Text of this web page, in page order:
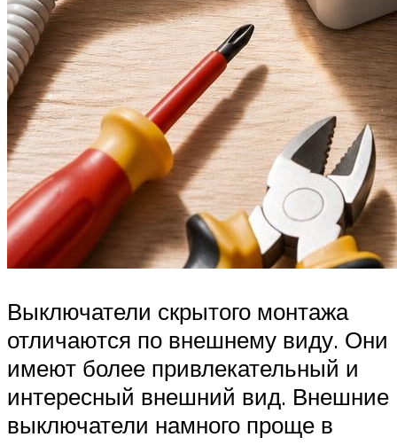
Выключатели скрытого монтажа
отличаются по внешнему виду. Они
имеют более привлекательный и
интересный внешний вид. Внешние
выключатели намного проще в